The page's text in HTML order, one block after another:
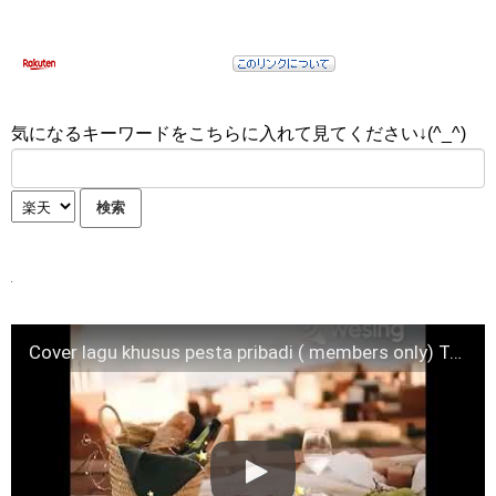
気になるキーワードをこちらに入れて見てください↓(^_^)
Cover lagu khusus pesta pribadi ( members only) Terjemah Indonesia RMK